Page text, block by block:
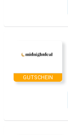
GUTSCHEIN